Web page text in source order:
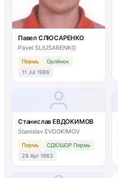
Павел СЛЮСАРЕНКО
Pavel SLIUSARENKO
Пермь
Орлёнок
11 Jul 1986
Станислав ЕВДОКИМОВ
Stanislav EVDOKIMOV
Пермь
СДЮШОР Пермь
28 Apr 1983